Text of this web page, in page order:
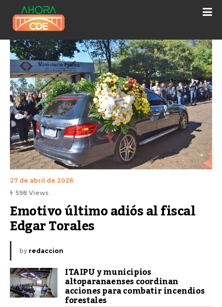
27 de abril de 2026
598 Views
Emotivo último adiós al fiscal
Edgar Torales
by redaccion
ITAIPU y municipios
altoparanaenses coordinan
acciones para combatir incendios
forestales